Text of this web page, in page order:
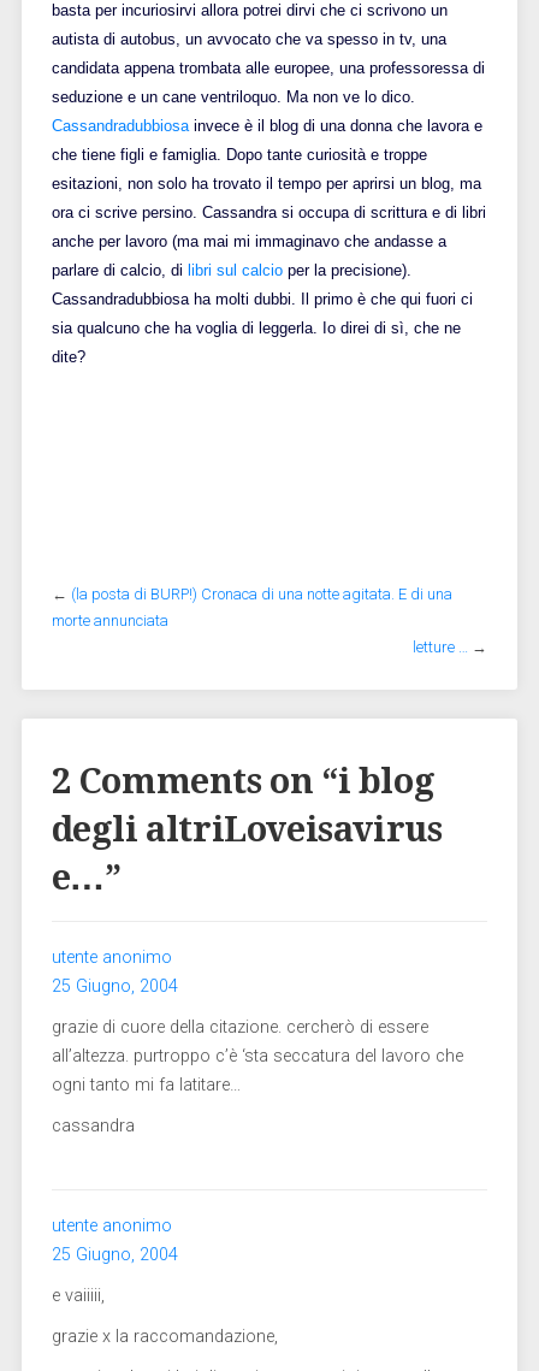
basta per incuriosirvi allora potrei dirvi che ci scrivono un
autista di autobus, un avvocato che va spesso in tv, una
candidata appena trombata alle europee, una professoressa di
seduzione e un cane ventriloquo. Ma non ve lo dico.
Cassandradubbiosainvece è il blog di una donna che lavora e
che tiene figli e famiglia. Dopo tante curiosità e troppe
esitazioni, non solo ha trovato il tempo per aprirsi un blog, ma
ora ci scrive persino. Cassandra si occupa di scrittura e di libri
anche per lavoro (ma mai mi immaginavo che andasse a
parlare di calcio, di libri sul calcioper la precisione).
Cassandradubbiosa ha molti dubbi. Il primo è che qui fuori ci
sia qualcuno che ha voglia di leggerla. Io direi di sì, che ne
dite?
← (la posta di BURP!) Cronaca di una notte agitata. E di una
morte annunciata
letture … →
2 Comments on “i blog
degli altriLoveisavirus
e…”
utente anonimo
25 Giugno, 2004
grazie di cuore della citazione. cercherò di essere
all’altezza. purtroppo c’è ‘sta seccatura del lavoro che
ogni tanto mi fa latitare…
cassandra
utente anonimo
25 Giugno, 2004
e vaiiiii,
grazie x la raccomandazione,